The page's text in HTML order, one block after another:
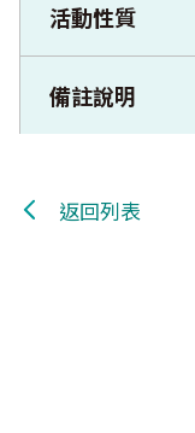
活動性質
備註說明
返回列表